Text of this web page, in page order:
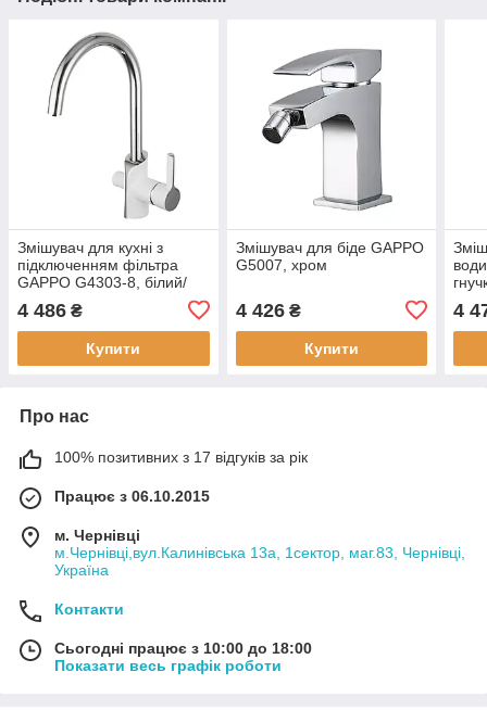
Змішувач для кухні з
підключенням фільтра
GAPPO G4303-8, білий/
4 486 ₴
Купити
Змішувач для біде GAPPO
G5007, хром
4 426₴
Купити
4
Про нас
100% позитивних з 17 відгуків за рік
Працює з 06.10.2015
м. Чернівці
м.Чернівці,вул.Калинівська 13а, 1сектор, маг.83, Чернівці,
Україна
Контакти
Сьогодні працює з 10:00 до 18:00
Показати весь графік роботи